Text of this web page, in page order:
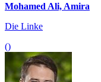
Mohamed Ali, Amira
Die Linke
()